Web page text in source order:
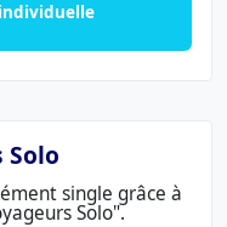
single grâce à
Solo".